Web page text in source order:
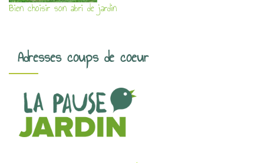
Bien choisir son abri de jardin
Adresses coups de coeur